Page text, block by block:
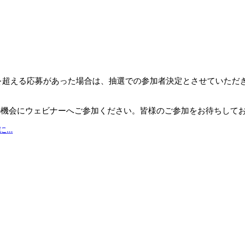
える応募があった場合は、抽選での参加者決定とさせていた
にウェビナーへご参加ください。皆様のご参加をお待ちしてお
...